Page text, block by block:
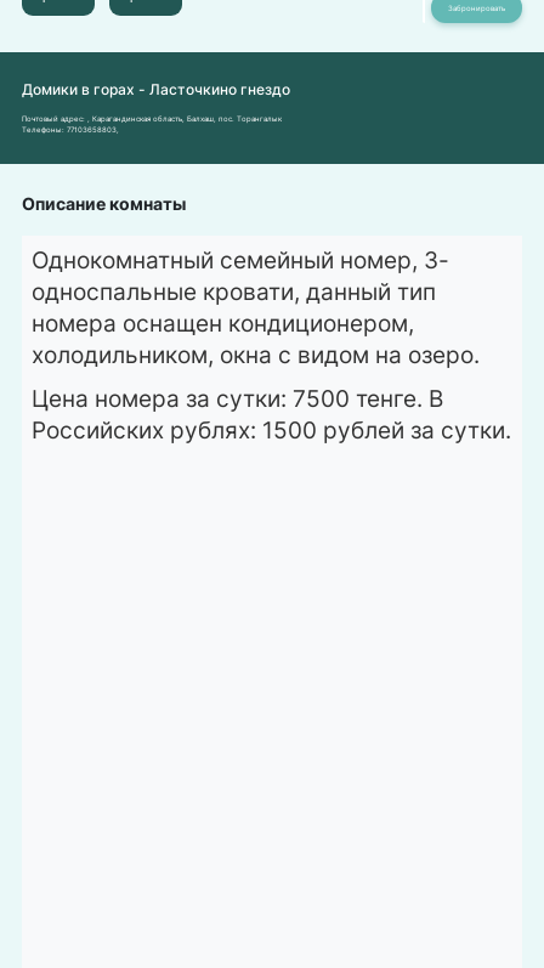
Домики в горах - Ласточкино гнездо
Почтовый адрес:
, Карагандинская область, Балхаш, пос. Торангалык
Телефоны: 77103658803
Описание комнаты